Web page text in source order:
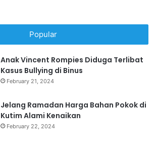
Popular
Anak Vincent Rompies Diduga Terlibat
Kasus Bullying di Binus
February 21, 2024
Jelang Ramadan Harga Bahan Pokok di
Kutim Alami Kenaikan
February 22, 2024